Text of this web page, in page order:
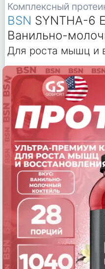
Комплексный
BSN SYNTHA-6
Ванильно-
Для роста мышц и